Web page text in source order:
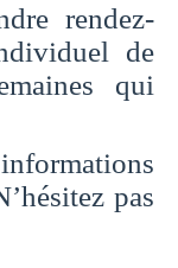
rendez-
de
qui
pas